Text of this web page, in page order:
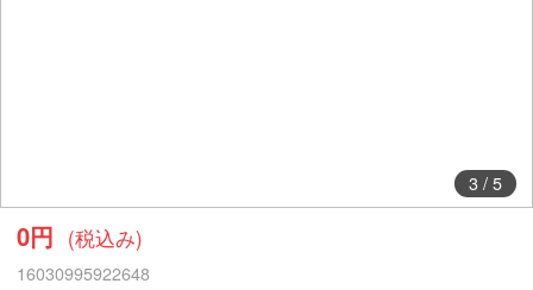
3/ 5
0円 (税込み)
16030995922648